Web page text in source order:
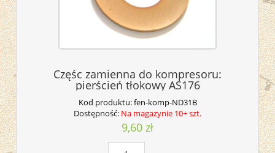
Częśc zamienna do kompresoru:
pierścień tłokowy AS176
Kod produktu:fen-komp-ND31B
Dostępność: Na magazynie 10+ szt.
9,60 zł